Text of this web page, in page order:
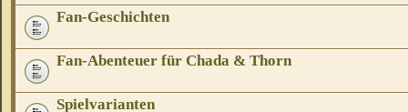
Fan-Geschichten
Fan-Abenteuer für Chada & Thorn
Spielvarianten